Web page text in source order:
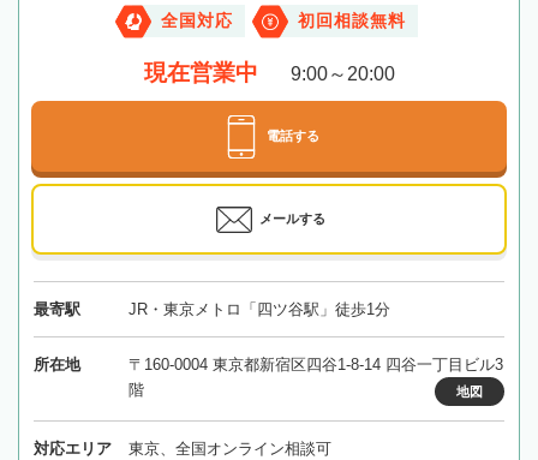
全国対応 初回相談無料
現在営業中 9:00～20:00
電話する
メールする
最寄駅 JR・東京メトロ「四ツ谷駅」徒歩1分
所在地
〒160-0004 東京都新宿区四谷1-8-14 四谷一丁目ビル3
階
地図
対応エリア 東京、全国オンライン相談可